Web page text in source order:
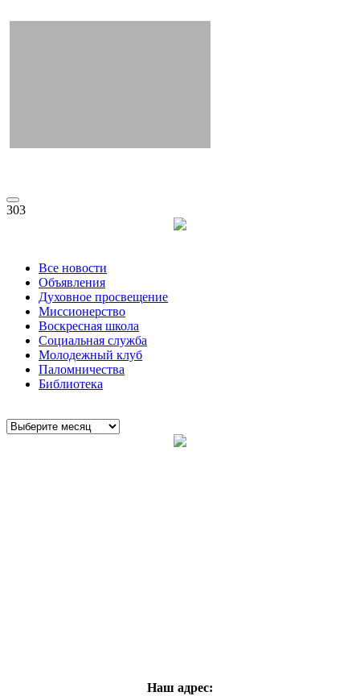
303
Все новости
Объявления
Духовное просвещение
Миссионерство
Воскресная школа
Социальная служба
Молодежный клуб
Паломничества
Библиотека
Наш адрес: